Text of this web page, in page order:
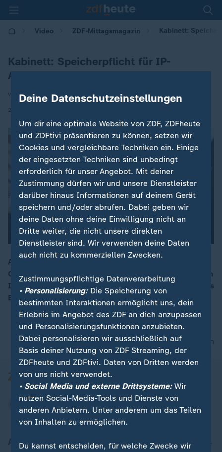
Video ZDF-Mittagsmagazin Kabinett:
Kabinett: Speicherpflicht für IP-
Adressen
von Nicole Diekmann
22.04.2026 | 12:00
00:15
Anbieter von Internetzugangsdiensten sollen per
Gesetz verpflichtet werden, alle von ihnen vergebenen
IP-Adressen für drei Monate zu speichern - das hat das
Bundeskabinett beschlossen
nach oben
Aktuell bei ZDFheute
Deine Datenschutzeinstellungen
Um dir eine optimale Website von ZDF, ZDFheute
und ZDFtivi präsentieren zu können, setzen wir
Cookies und vergleichbare Techniken ein. Einige
der eingesetzten Techniken sind unbedingt
erforderlich für unser Angebot. Mit deiner
Zustimmung dürfen wir und unsere Dienstleister
darüber hinaus Informationen auf deinem Gerät
speichern und/oder abrufen. Dabei geben wir
deine Daten ohne deine Einwilligung nicht an
Dritte weiter, die nicht unsere direkten
Dienstleister sind. Wir verwenden deine Daten
auch nicht zu kommerziellen Zwecken.
Zustimmungspflichtige Datenverarbeitung
• Personalisierung:Die Speicherung von
bestimmten Interaktionen ermöglicht uns, dein
Erlebnis im Angebot des ZDF an dich anzupassen
und Personalisierungsfunktionen anzubieten.
Dabei personalisieren wir ausschließlich auf
Basis deiner Nutzung von ZDF Streaming, der
ZDFheute und ZDFtivi. Daten von Dritten werden
von uns nicht verwendet.
• Social Media und externe Drittsysteme:Wir
nutzen Social-Media-Tools und Dienste von
anderen Anbietern. Unter anderem um das Teilen
von Inhalten zu ermöglichen.
Du kannst entscheiden, für welche Zwecke wir